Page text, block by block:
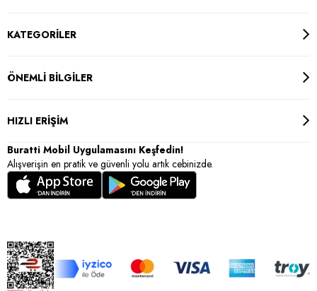
KATEGORİLER
ÖNEMLİ BİLGİLER
HIZLI ERİŞİM
Buratti Mobil Uygulamasını Keşfedin!
Alışverişin en pratik ve güvenli yolu artık cebinizde.